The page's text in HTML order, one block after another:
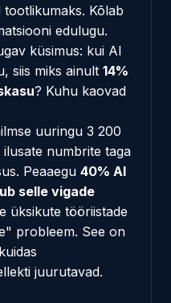
Kõlab
edulugu.
küsimus: kui AI
siis miks ainult 14%
? Kuhu kaovad
uuringu 3 200
ilusate numbrite taga
Peaaegu 40% AI
selle vigade
üksikute tööriistade
probleem. See on
juurutavad.